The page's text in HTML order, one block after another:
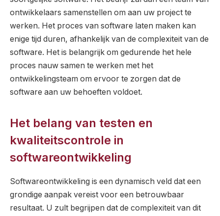
ontwikkelaars samenstellen om aan uw project te
werken. Het proces van software laten maken kan
enige tijd duren, afhankelijk van de complexiteit van de
software. Het is belangrijk om gedurende het hele
proces nauw samen te werken met het
ontwikkelingsteam om ervoor te zorgen dat de
software aan uw behoeften voldoet.
Het belang van testen en
kwaliteitscontrole in
softwareontwikkeling
Softwareontwikkeling is een dynamisch veld dat een
grondige aanpak vereist voor een betrouwbaar
resultaat. U zult begrijpen dat de complexiteit van dit